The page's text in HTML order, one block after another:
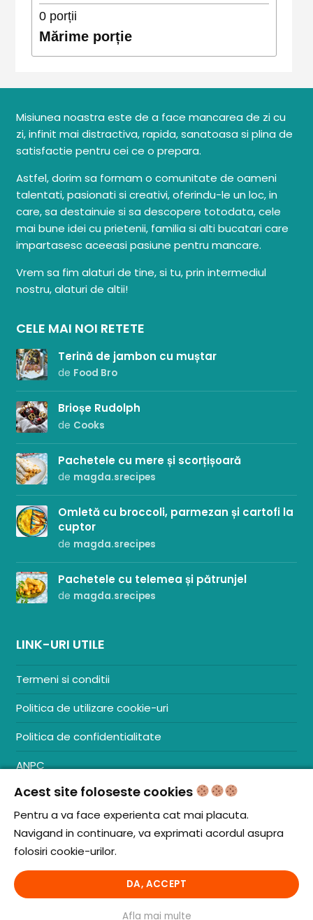
0porții
Mărime porție
Misiunea noastra este de a face mancarea de zi cu
zi, infinit mai distractiva, rapida, sanatoasa si plina de
satisfactie pentru cei ce o prepara.
Astfel, dorim sa formam o comunitate de oameni
talentati, pasionati si creativi, oferindu-le un loc, in
care, sa destainuie si sa descopere totodata, cele
mai bune idei cu prietenii, familia si alti bucatari care
impartasesc aceeasi pasiune pentru mancare.
Vrem sa fim alaturi de tine, si tu, prin intermediul
nostru, alaturi de altii!
CELE MAI NOI RETETE
Terină de jambon cu muștar
de Food Bro
Brioșe Rudolph
de Cooks
Pachetele cu mere și scorțișoară
de magda.srecipes
Omletă cu broccoli, parmezan și cartofi la
cuptor
de magda.srecipes
Pachetele cu telemea și pătrunjel
de magda.srecipes
LINK-URI UTILE
Termeni si conditii
Politica de utilizare cookie-uri
Politica de confidentialitate
ANPC
Contact
S.C. ZENCOM MEDIA GROUP SRL
J20/1379/2017
© iCooking.ro. Toate drepturile rezervate.
Acest site foloseste cookies
Pentru a va face experienta cat mai placuta.
Navigand in continuare, va exprimati acordul asupra
folosiri cookie-urilor.
DA, ACCEPT
Afla mai multe